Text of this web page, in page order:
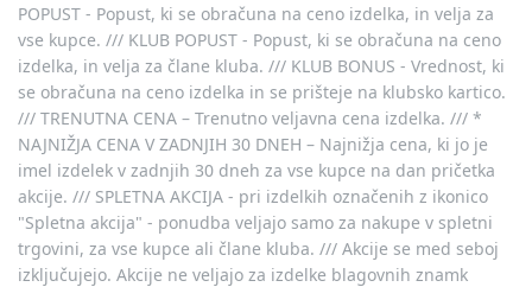
POPUST - Popust, ki se obračuna na ceno izdelka, in velja za
vse kupce. /// KLUB POPUST - Popust, ki se obračuna na ceno
izdelka, in velja za člane kluba. /// KLUB BONUS - Vrednost, ki
se obračuna na ceno izdelka in se prišteje na klubsko kartico.
/// TRENUTNA CENA – Trenutno veljavna cena izdelka. /// *
NAJNIŽJA CENA V ZADNJIH 30 DNEH – Najnižja cena, ki jo je
imel izdelek v zadnjih 30 dneh za vse kupce na dan pričetka
akcije. /// SPLETNA AKCIJA - pri izdelkih označenih z ikonico
"Spletna akcija" - ponudba veljajo samo za nakupe v spletni
trgovini, za vse kupce ali člane kluba. /// Akcije se med seboj
izključujejo. Akcije ne veljajo za izdelke blagovnih znamk